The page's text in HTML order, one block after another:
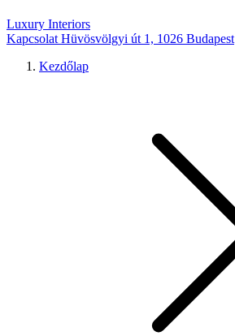
Luxury Interiors
Kapcsolat Hüvösvölgyi út 1, 1026 Budapest
Kezdőlap